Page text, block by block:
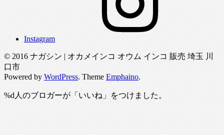
Instagram
© 2016 ナガシン | オカメインコ オウム インコ 販売 埼玉 川
口市
Powered by WordPress. Theme Emphaino.
%d 人のブロガーが「いいね」をつけました。